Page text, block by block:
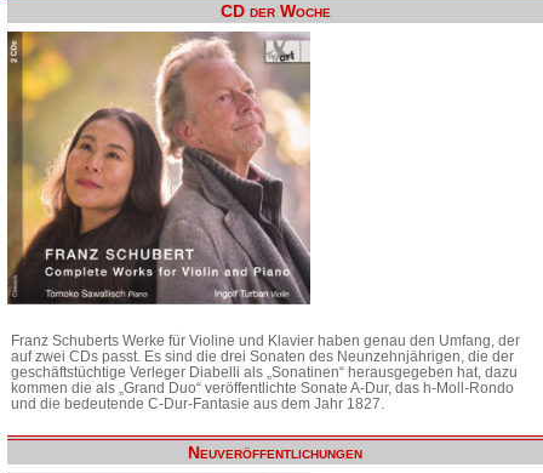
CD der Woche
Franz Schuberts Werke für Violine und Klavier haben genau den Umfang, der
auf zwei CDs passt. Es sind die drei Sonaten des Neunzehnjährigen, die der
geschäftstüchtige Verleger Diabelli als „Sonatinen“ herausgegeben hat, dazu
kommen die als „Grand Duo“ veröffentlichte Sonate A-Dur, das h-Moll-Rondo
und die bedeutende C-Dur-Fantasie aus dem Jahr 1827.
Neuveröffentlichungen